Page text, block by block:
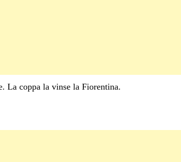
La coppa la vinse la Fiorentina.